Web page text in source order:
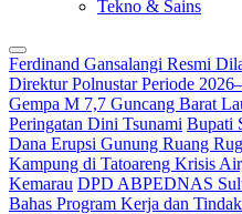
Tekno & Sains
Ferdinand Gansalangi Resmi
Direktur Polnustar Periode
Gempa M 7,7 Guncang Barat
Peringatan Dini Tsunami Bupati
Dana Erupsi Gunung Ruang
Kampung di Tatoareng Krisis
Kemarau DPD ABPEDNAS
Bahas Program Kerja dan